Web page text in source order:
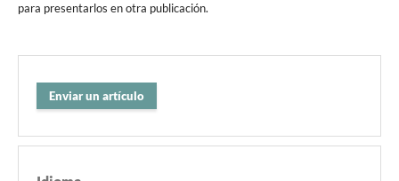
para presentarlos en otra publicación.
Enviar un artículo